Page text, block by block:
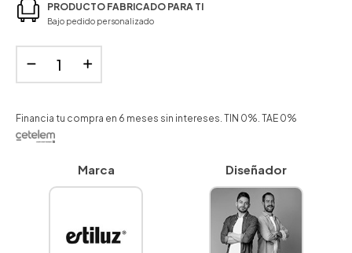
PRODUCTO FABRICADO PARA TI
Bajo pedido personalizado
Financia tu compra en 6 meses sin intereses. TIN 0%. TAE 0%
Marca Diseñador